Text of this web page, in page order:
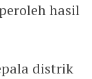
hasil
distrik